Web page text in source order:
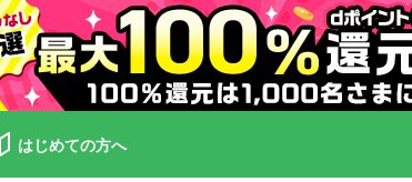
はじめての方へ